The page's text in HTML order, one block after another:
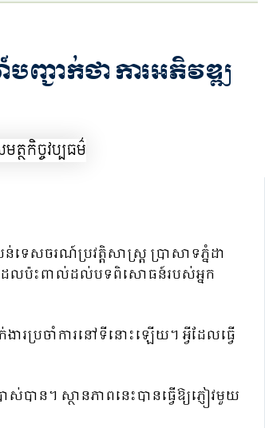
ជាក់ថា ការអភិវឌ្ឍ
ទេសចរណ៍ប្រវត្តិសាស្ត្រ ប្រាសាទភ្នំដា
ន ដែលប៉ះពាល់ដល់បទពិសោធន៍របស់អ្នក
រប្រចាំការនៅទីនោះឡើយ។ អ្វីដែលធ្វើ
ាន។ ស្ថានភាពនេះបានធ្វើឱ្យភ្ញៀវមួយ